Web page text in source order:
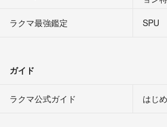
ラクマ最強鑑定
SPU
ガイド
ラクマ公式ガイド はじ